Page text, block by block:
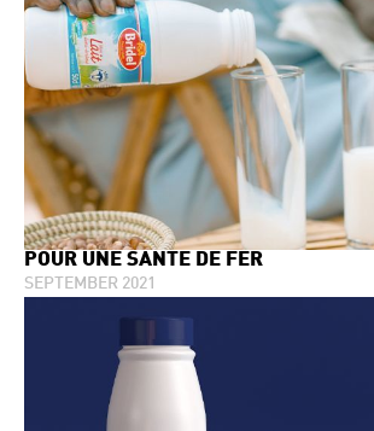
POUR UNE SANTÉ DE FER
SEPTEMBER 2021